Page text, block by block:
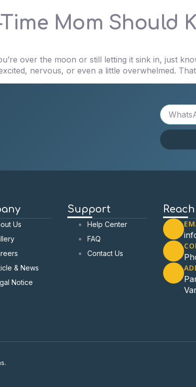
Mom Should
over the moon or still letting it sink in, just
nervous, or even a little overwhelmed.
Us
& News
Notice
Support
Help Center
FAQ
Contact Us